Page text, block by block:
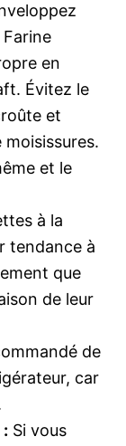
en
Évitez le
et
et le
à la
tendance à
que
de leur
de
car
Si vous